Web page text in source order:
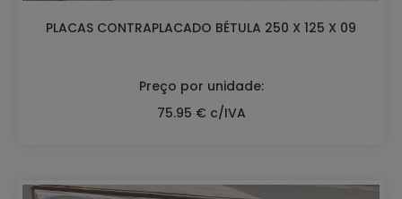
PLACAS CONTRAPLACADO BÉTULA 250 X 125 X 09
Preço por unidade:
75.95 € c/IVA